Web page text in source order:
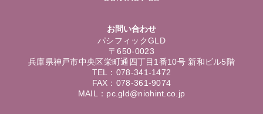
お問い合わせ
パシフィックGLD
〒650-0023
兵庫県神戸市中央区栄町通四丁目1番10号 新和ビル5階
TEL：078-341-1472
FAX：078-361-9074
MAIL：pc.gld@niohint.co.jp